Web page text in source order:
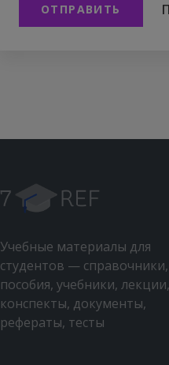
ОТПРАВИТЬ
Учебные материалы для
студентов — справочники,
пособия, учебники, лекции,
конспекты, документы,
рефераты, тесты